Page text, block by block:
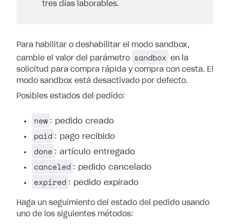
tres días laborables.
Para habilitar o deshabilitar el modo sandbox,
cambie el valor del parámetro
sandbox
en la
solicitud para compra rápida y compra con cesta. El
modo sandbox está desactivado por defecto.
Posibles estados del pedido:
new : pedido creado
paid : pago recibido
done : artículo entregado
canceled : pedido cancelado
expired : pedido expirado
Haga un seguimiento del estado del pedido usando
uno de los siguientes métodos: